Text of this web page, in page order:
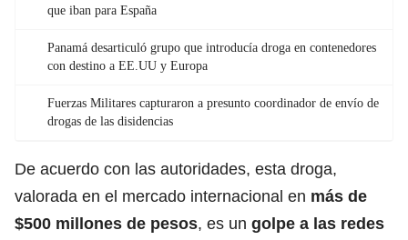
que iban para España
Panamá desarticuló grupo que introducía droga en contenedores
con destino a EE.UU y Europa
Fuerzas Militares capturaron a presunto coordinador de envío de
drogas de las disidencias
De acuerdo con las autoridades, esta droga,
valorada en el mercado internacional en más de
$500 millones de pesos, es un golpe a las redes